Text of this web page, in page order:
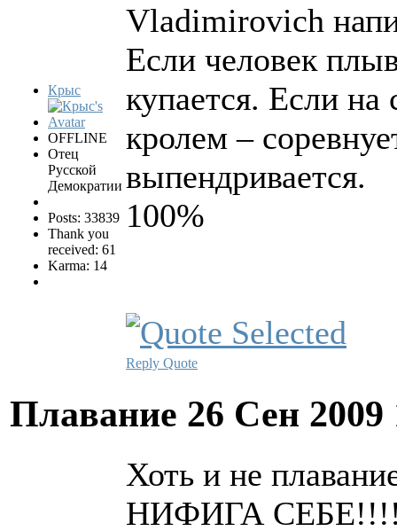
Крыс
OFFLINE
Отец
Русской
Демократии
Posts: 33839
Thank you
received: 61
Karma: 14
Vladimirovich
Если человек
купается. Если на
кролем –
выпендривается.
100%
Reply Quote
Плавание 26 Сен
Хоть и не
НИФИГА